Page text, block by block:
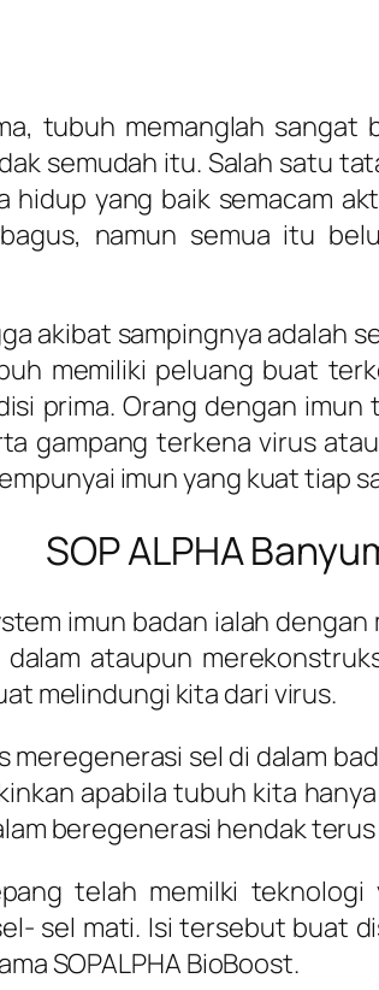
tubuh memanglah
semudah itu. Salah satu
yang baik semacam
namun semua itu
akibat sampingnya adalah
memiliki peluang buat
prima. Orang dengan
gampang terkena virus
imun yang kuat tiap
SOP ALPHA
imun badan ialah
ataupun
melindungi kita dari virus.
sel di dalam
apabila tubuh kita
beregenerasi hendak
telah memilki
sel mati. Isi tersebut buat
SOPALPHA BioBoost.